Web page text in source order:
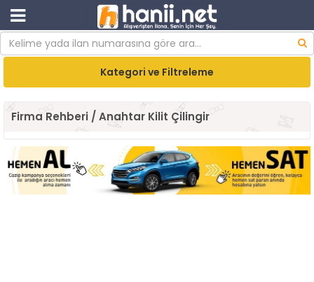
Kategori ve Filtreleme
Firma Rehberi / Anahtar Kilit Çilingir